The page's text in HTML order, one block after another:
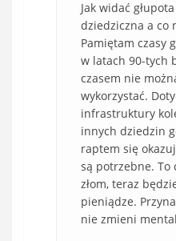
Jak widać
dziedziczna a co
Pamiętam czasy
w latach 90-tych
czasem nie
wykorzystać.
infrastruktury
innych dziedzin
raptem się
są potrzebne. To
złom, teraz
pieniądze.
nie zmieni